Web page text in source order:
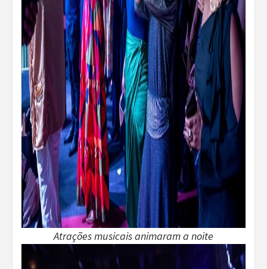
Atrações musicais animaram a noite